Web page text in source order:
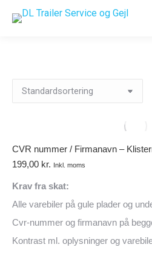
CVR nummer / Firmanavn –
199,00 kr. Inkl. moms
Krav fra skat:
Alle varebiler på gule plader og
Cvr-nummer og firmanavn på
Kontrast ml. oplysninger og